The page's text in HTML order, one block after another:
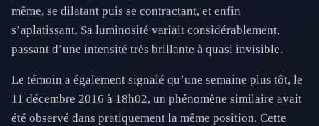
même, se dilatant puis se contractant, et enfin
s’aplatissant. Sa luminosité variait considérablement,
passant d’une intensité très brillante à quasi invisible.
Le témoin a également signalé qu’une semaine plus tôt, le
11 décembre 2016 à 18h02, un phénomène similaire avait
été observé dans pratiquement la même position. Cette